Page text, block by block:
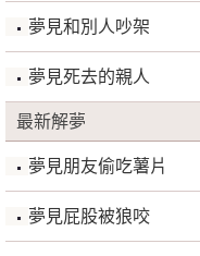
夢見和別人吵架
夢見死去的親人
最新解夢
夢見朋友偷吃薯片
夢見屁股被狼咬